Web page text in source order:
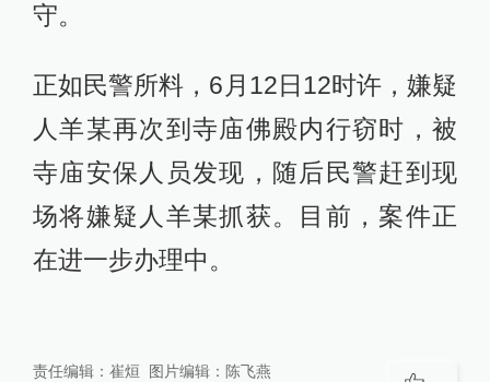
守。
正如民警所料，6月12日12时许，嫌疑
人羊某再次到寺庙佛殿内行窃时，被
寺庙安保人员发现，随后民警赶到现
场将嫌疑人羊某抓获。目前，案件正
在进一步办理中。
责任编辑： 崔烜 图片编辑： 陈飞燕